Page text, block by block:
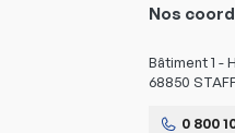
Nos
Bâtiment 1 -
68850
0 800